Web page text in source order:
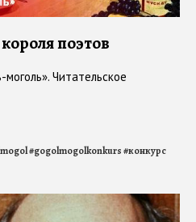
поэтов
Читательское
#gogolmogolkonkurs#конкурс